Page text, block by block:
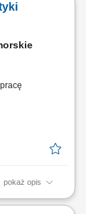
oraz
i
pokaż opis